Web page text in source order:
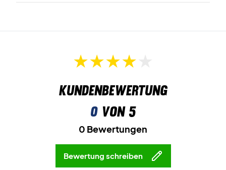
Kundenbewertung
0von 5
0 Bewertungen
Bewertung schreiben